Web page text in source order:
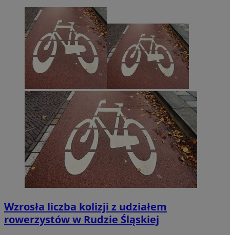
Wzrosła liczba kolizji z udziałem
rowerzystów w Rudzie Śląskiej